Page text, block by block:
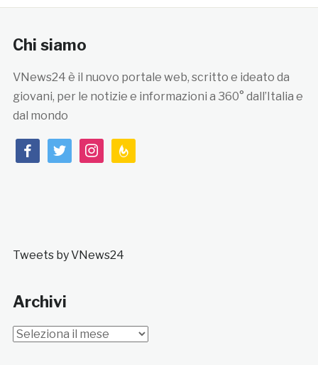
Chi siamo
VNews24 è il nuovo portale web, scritto e ideato da
giovani, per le notizie e informazioni a 360° dall’Italia e
dal mondo
facebooktwitterinstagramfeedburner
Tweets by VNews24
Archivi
Archivi